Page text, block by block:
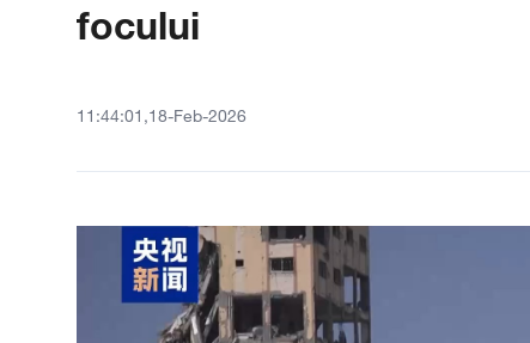
focului
11:44:01,18-Feb-2026